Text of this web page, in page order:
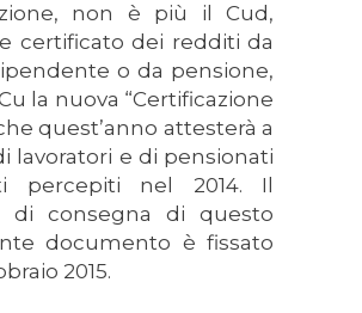
non è più il Cud,
certificato dei redditi da
o da pensione,
la nuova “Certificazione
quest’anno attesterà a
lavoratori e di pensionati
percepiti nel 2014. Il
di consegna di questo
documento è fissato
2015.